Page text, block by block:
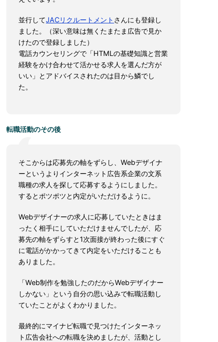
並行してJACリクルートメント さんにも登録し
ました。（深い意味は無くたまたま広告で見か
けたので登録しました）
電話カウンセリングで「HTMLの基礎知識と営業
経験をかけ合わせて活かせる求人を選んだ方が
いい」とアドバイスされたのは目から鱗でし
た。
転職活動のその後
そこからは応募先の軸をずらし、Webデザイナ
ーというよりインターネット広告系企業の文系
職種の求人を探して応募するようにしました。
するとポツポツと内定がいただけるように。
Webデザイナーの求人に応募していたときはま
ったく相手にしていただけませんでしたが、応
募先の軸をずらすと1次面接が終わった後にすぐ
に電話がかかってきて内定をいただけることも
ありました。
「Web制作を勉強したのだからWebデザイナー
しかない」という自分の思い込みで転職活動し
ていたことがよくわかりました。
最終的にマイナビ転職で見つけたインターネッ
ト広告会社への転職を決めましたが、活動とし